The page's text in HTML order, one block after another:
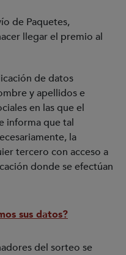
de Paquetes,
llegar el premio al
de datos
y apellidos e
en las que el
informa que tal
la
tercero con acceso a
donde se efectúan
sus datos?
del sorteo se